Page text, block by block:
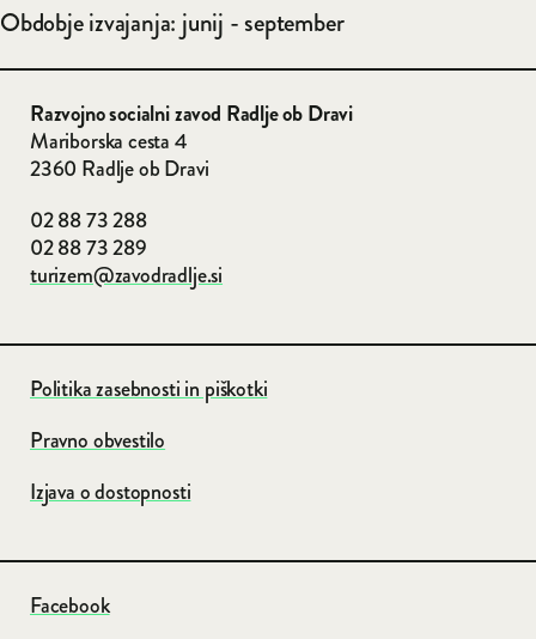
Obdobje izvajanja: junij - september
Razvojno socialni zavod Radlje ob Dravi
Mariborska cesta 4
2360 Radlje ob Dravi
02 88 73 288
02 88 73 289
turizem@zavodradlje.si
Politika zasebnosti in piškotki
Pravno obvestilo
Izjava o dostopnosti
Facebook